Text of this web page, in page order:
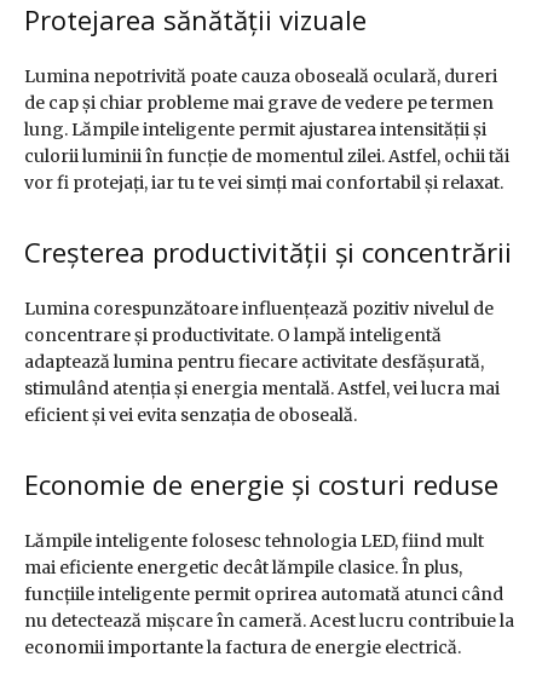
Protejarea sănătății vizuale
Lumina nepotrivită poate cauza oboseală oculară, dureri
de cap și chiar probleme mai grave de vedere pe termen
lung. Lămpile inteligente permit ajustarea intensității și
culorii luminii în funcție de momentul zilei. Astfel, ochii tăi
vor fi protejați, iar tu te vei simți mai confortabil și relaxat.
Creșterea productivității și concentrării
Lumina corespunzătoare influențează pozitiv nivelul de
concentrare și productivitate. O lampă inteligentă
adaptează lumina pentru fiecare activitate desfășurată,
stimulând atenția și energia mentală. Astfel, vei lucra mai
eficient și vei evita senzația de oboseală.
Economie de energie și costuri reduse
Lămpile inteligente folosesc tehnologia LED, fiind mult
mai eficiente energetic decât lămpile clasice. În plus,
funcțiile inteligente permit oprirea automată atunci când
nu detectează mișcare în cameră. Acest lucru contribuie la
economii importante la factura de energie electrică.